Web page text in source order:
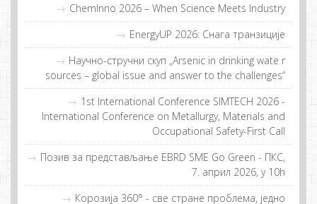
ChemInno 2026 – When Science Meets Industry
EnergyUP 2026: Снaгa трaнзициje
Научно-стручни скуп „Arsenic in drinking wate r
sources – global issue and answer to the challenges“
1st International Conference SIMTECH 2026 -
International Conference on Metallurgy, Materials and
Occupational Safety-First Call
Позив за представљање EBRD SME Go Green - ПКС,
7. април 2026, у 10h
Кoрoзиja 360° - свe стрaнe прoблeмa, jeднo